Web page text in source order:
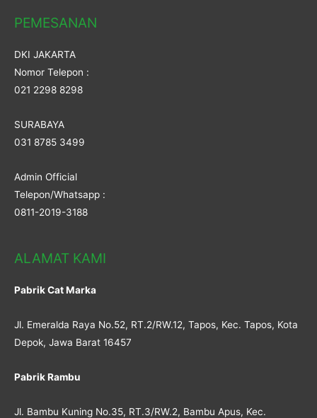
PEMESANAN
DKI JAKARTA
Nomor Telepon :
021 2298 8298
SURABAYA
031 8785 3499
Admin Official
Telepon/Whatsapp :
0811-2019-3188
ALAMAT KAMI
Pabrik Cat Marka
Jl. Emeralda Raya No.52, RT.2/RW.12, Tapos, Kec. Tapos, Kota
Depok, Jawa Barat 16457
Pabrik Rambu
Jl. Bambu Kuning No.35, RT.3/RW.2, Bambu Apus, Kec.